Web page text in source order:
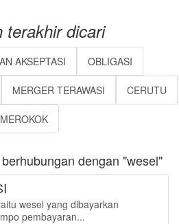
terakhir dicari
AKSEPTASI OBLIGASI
MERGER TERAWASI CERUTU
MEROKOK
dengan "wesel"
wesel yang dibayarkan
pembayaran...